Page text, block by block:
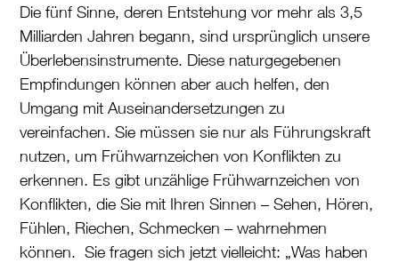
Die fünf Sinne, deren Entstehung vor mehr als 3,5
Milliarden Jahren begann, sind ursprünglich unsere
Überlebensinstrumente. Diese naturgegebenen
Empfindungen können aber auch helfen, den
Umgang mit Auseinandersetzungen zu
vereinfachen. Sie müssen sie nur als Führungskraft
nutzen, um Frühwarnzeichen von Konflikten zu
erkennen. Es gibt unzählige Frühwarnzeichen von
Konflikten, die Sie mit Ihren Sinnen – Sehen, Hören,
Fühlen, Riechen, Schmecken – wahrnehmen
können. Sie fragen sich jetzt vielleicht: „Was haben